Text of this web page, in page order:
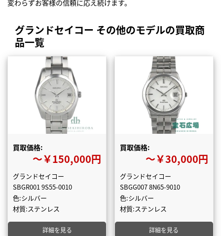
変わらずお客様の信頼に応え続けます。
グランドセイコー その他のモデルの買取商
品一覧
買取価格:
〜￥150,000円
グランドセイコー
SBGR001 9S55-0010
色:シルバー
材質:ステンレス
詳細を見る
買取価格:
〜￥30,000円
グランドセイコー
SBGG007 8N65-9010
色:シルバー
材質:ステンレス
詳細を見る